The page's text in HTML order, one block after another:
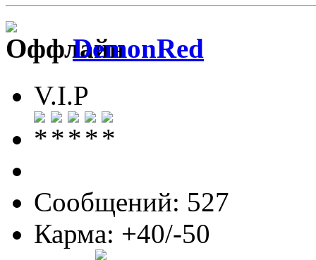
DemonRed
V.I.P
Сообщений: 527
Карма: +40/-50